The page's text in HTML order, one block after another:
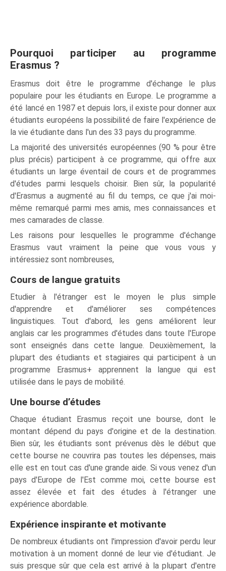
Pourquoi participer au programme
Erasmus ?
Erasmus doit être le programme d'échange le plus
populaire pour les étudiants en Europe. Le programme a
été lancé en 1987 et depuis lors, il existe pour donner aux
étudiants européens la possibilité de faire l'expérience de
la vie étudiante dans l'un des 33 pays du programme.
La majorité des universités européennes (90 % pour être
plus précis) participent à ce programme, qui offre aux
étudiants un large éventail de cours et de programmes
d'études parmi lesquels choisir. Bien sûr, la popularité
d'Erasmus a augmenté au fil du temps, ce que j'ai moi-
même remarqué parmi mes amis, mes connaissances et
mes camarades de classe.
Les raisons pour lesquelles le programme d'échange
Erasmus vaut vraiment la peine que vous vous y
intéressiez sont nombreuses,
Cours de langue gratuits
Etudier à l'étranger est le moyen le plus simple
d'apprendre et d'améliorer ses compétences
linguistiques. Tout d'abord, les gens améliorent leur
anglais car les programmes d'études dans toute l'Europe
sont enseignés dans cette langue. Deuxièmement, la
plupart des étudiants et stagiaires qui participent à un
programme Erasmus+ apprennent la langue qui est
utilisée dans le pays de mobilité.
Une bourse d’études
Chaque étudiant Erasmus reçoit une bourse, dont le
montant dépend du pays d'origine et de la destination.
Bien sûr, les étudiants sont prévenus dès le début que
cette bourse ne couvrira pas toutes les dépenses, mais
elle est en tout cas d'une grande aide. Si vous venez d'un
pays d'Europe de l'Est comme moi, cette bourse est
assez élevée et fait des études à l'étranger une
expérience abordable.
Expérience inspirante et motivante
De nombreux étudiants ont l'impression d'avoir perdu leur
motivation à un moment donné de leur vie d'étudiant. Je
suis presque sûr que cela est arrivé à la plupart d'entre